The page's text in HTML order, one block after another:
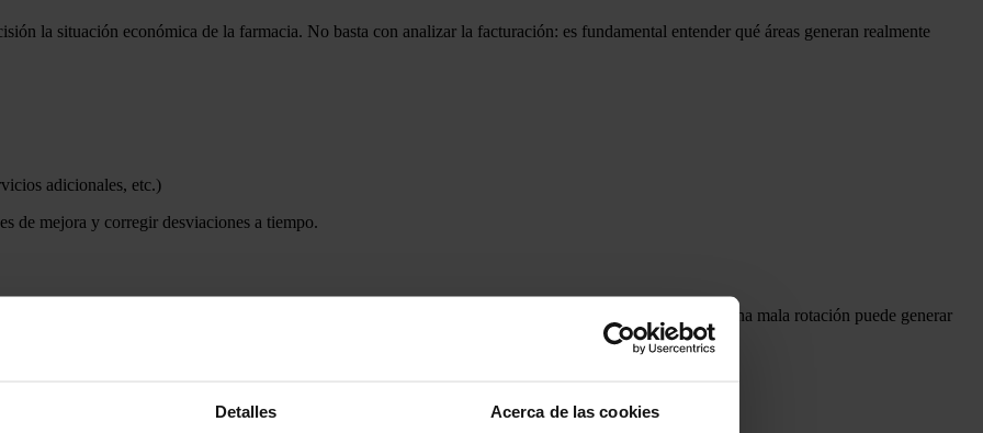
Detalles Acerca de las cookies
la situación económica de la farmacia. No basta con analizar la facturación: es fundamental entender qué áreas generan realmente
adicionales, etc.)
de mejora y corregir desviaciones a tiempo.
para mejorar la eficiencia económica. Un exceso de inventario inmoviliza capital, mientras que una mala rotación puede generar